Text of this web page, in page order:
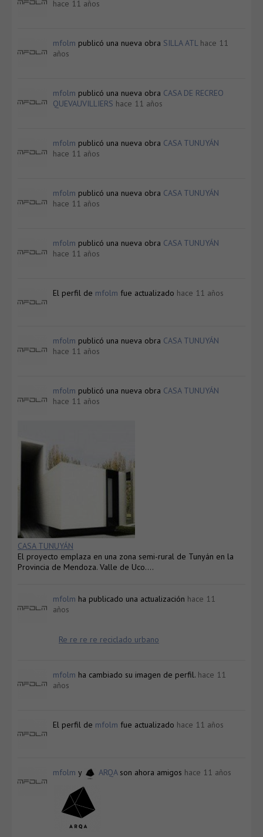
hace 11 años
mfolm publicó una nueva obra SILLA ATL hace 11
años
mfolm publicó una nueva obra CASA DE RECREO
QUEVAUVILLIERS hace 11 años
mfolm publicó una nueva obra CASA TUNUYÁN
hace 11 años
mfolm publicó una nueva obra CASA TUNUYÁN
hace 11 años
mfolm publicó una nueva obra CASA TUNUYÁN
hace 11 años
El perfil de mfolm fue actualizado hace 11 años
mfolm publicó una nueva obra CASA TUNUYÁN
hace 11 años
mfolm publicó una nueva obra CASA TUNUYÁN
hace 11 años
CASA TUNUYÁN
El proyecto emplaza en una zona semi-rural de Tunyán en la
Provincia de Mendoza. Valle de Uco….
mfolm ha publicado una actualización hace 11
años
Re re re re reciclado urbano
mfolm ha cambiado su imagen de perfil. hace 11
años
El perfil de mfolm fue actualizado hace 11 años
mfolm y ARQAson ahora amigos hace 11 años